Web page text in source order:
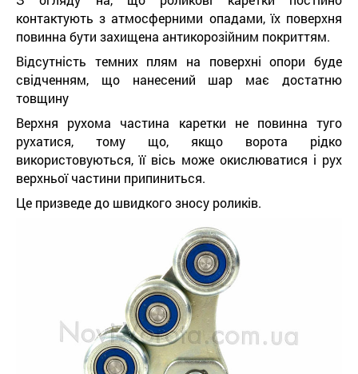
контактують з атмосферними опадами, їх поверхня
повинна бути захищена антикорозійним покриттям.
Відсутність темних плям на поверхні опори буде
свідченням, що нанесений шар має достатню
товщину
Верхня рухома частина каретки не повинна туго
рухатися, тому що, якщо ворота рідко
використовуються, її вісь може окислюватися і рух
верхньої частини припиниться.
Це призведе до швидкого зносу роликів.